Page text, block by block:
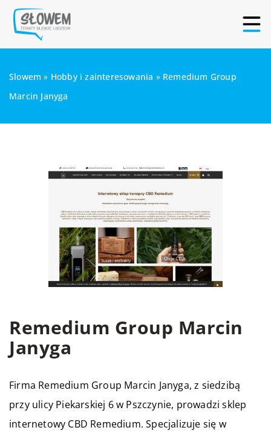
Slowem » Hobby i zainteresowania » Remedium Group
Marcin Janyga
Remedium Group Marcin
Janyga
Firma Remedium Group Marcin Janyga, z siedzibą
przy ulicy Piekarskiej 6 w Pszczynie, prowadzi sklep
internetowy CBD Remedium. Specjalizuje się w